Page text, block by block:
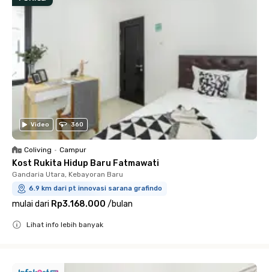
Video 360
Coliving • Campur
Kost Rukita Hidup Baru Fatmawati
Gandaria Utara, Kebayoran Baru
6.9 km dari pt innovasi sarana grafindo
mulai dari Rp3.168.000 /bulan
Lihat info lebih banyak